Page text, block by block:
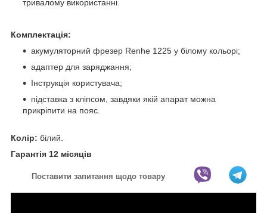
тривалому використанні.
Комплектація:
акумуляторний фрезер Renhe 1225 у білому кольорі;
адаптер для заряджання;
Інструкція користувача;
підставка з кліпсом, завдяки якій апарат можна
прикріпити на пояс.
Колір: білий.
Гарантія 12 місяців
Поставити запитання щодо товару